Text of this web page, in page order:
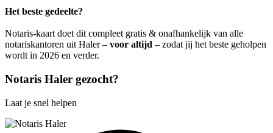
Het beste gedeelte?
Notaris-kaart doet dit compleet gratis & onafhankelijk van alle
notariskantoren uit Haler – voor altijd – zodat jij het beste geholpen
wordt in 2026 en verder.
Notaris Haler gezocht?
Laat je snel helpen